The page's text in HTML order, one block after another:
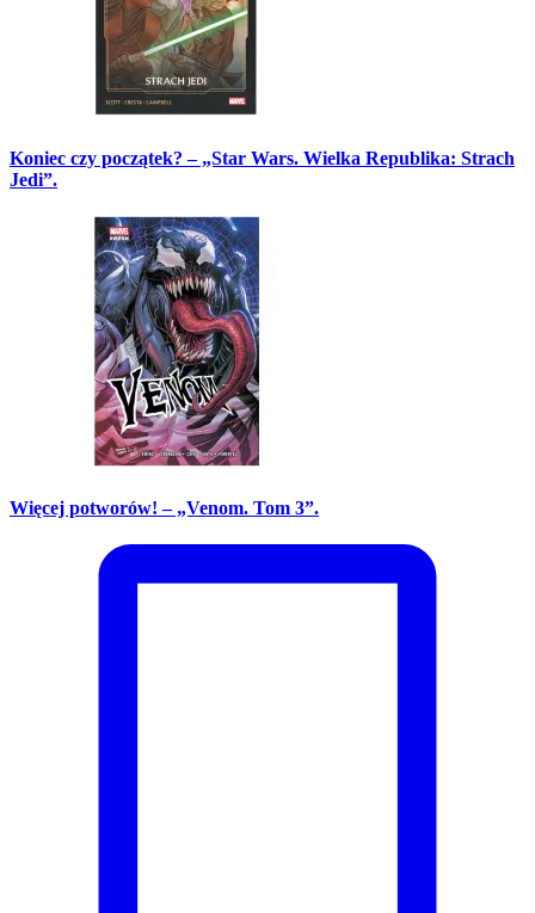
Koniec czy początek? – „Star Wars. Wielka Republika: Strach
Jedi”.
Więcej potworów! – „Venom. Tom 3”.